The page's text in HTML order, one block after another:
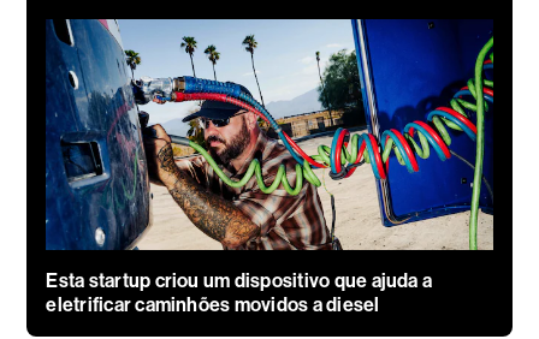
Esta startup criou um dispositivo que ajuda a
eletrificar caminhões movidos a diesel